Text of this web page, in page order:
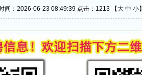
间：2026-06-23 08:49:39 点击： 1213 【 大 中 小】